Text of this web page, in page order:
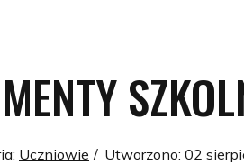
Uczniowie Utworzono: 02